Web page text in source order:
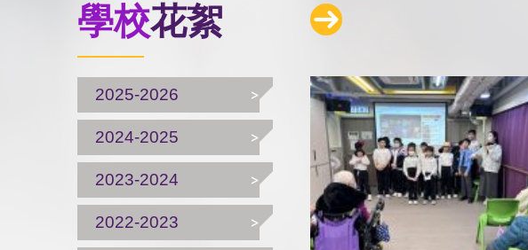
學校花絮
2025-2026
2024-2025
2023-2024
2022-2023